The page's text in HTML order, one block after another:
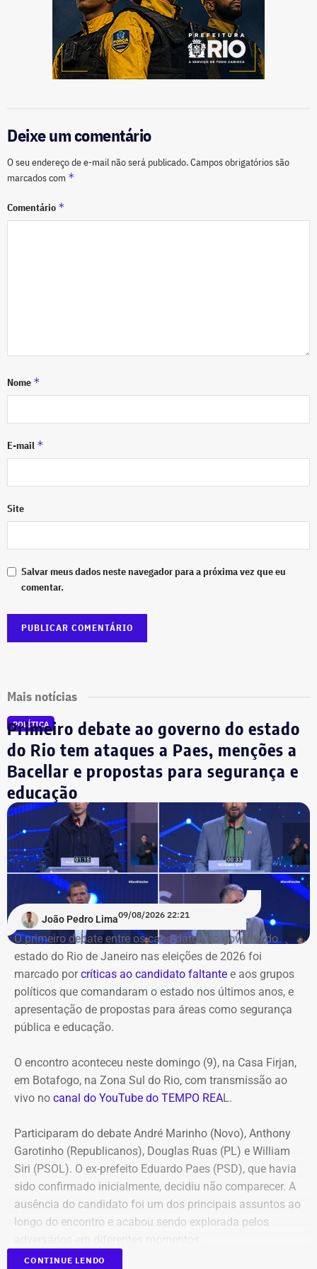
Deixe um comentário
O seu endereço de e-mail não será publicado.Campos obrigatórios são
marcados com *
Comentário *
Nome *
E-mail *
Site
Salvar meus dados neste navegador para a próxima vez que eu
comentar.
Mais notícias
POLÍTICA
Primeiro debate ao governo do estado
do Rio tem ataques a Paes, menções a
Bacellar e propostas para segurança e
educação
João Pedro Lima09/08/2026 22:21
O primeiro debate entre os candidatos ao governo do
estado do Rio de Janeiro nas eleições de 2026 foi
marcado porcríticas ao candidato faltante e aos grupos
políticos que comandaram o estado nos últimos anos, e
apresentação de propostas para áreas como segurança
pública e educação.
O encontro aconteceu neste domingo (9), na Casa Firjan,
em Botafogo, na Zona Sul do Rio, com transmissão ao
vivo no canal do YouTube do TEMPO REAL.
Participaram do debate André Marinho (Novo), Anthony
Garotinho (Republicanos), Douglas Ruas (PL) e William
Siri (PSOL). O ex-prefeito Eduardo Paes (PSD), que havia
sido confirmado inicialmente, decidiu não comparecer. A
ausência do candidato foi um dos principais assuntos ao
longo do encontro e acabou sendo explorada pelos
CONTINUE LENDO